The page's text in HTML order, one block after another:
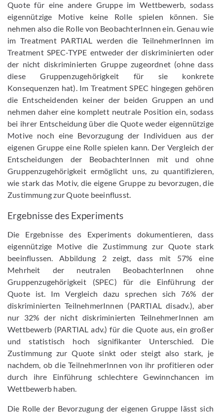
Quote für eine andere Gruppe im Wettbewerb, sodass
eigennützige Motive keine Rolle spielen können. Sie
nehmen also die Rolle von BeobachterInnen ein. Genau wie
im Treatment PARTIAL werden die TeilnehmerInnen im
Treatment SPEC-TYPE entweder der diskriminierten oder
der nicht diskriminierten Gruppe zugeordnet (ohne dass
diese Gruppenzugehörigkeit für sie konkrete
Konsequenzen hat). Im Treatment SPEC hingegen gehören
die Entscheidenden keiner der beiden Gruppen an und
nehmen daher eine komplett neutrale Position ein, sodass
bei ihrer Entscheidung über die Quote weder eigennützige
Motive noch eine Bevorzugung der Individuen aus der
eigenen Gruppe eine Rolle spielen kann. Der Vergleich der
Entscheidungen der BeobachterInnen mit und ohne
Gruppenzugehörigkeit ermöglicht uns, zu quantifizieren,
wie stark das Motiv, die eigene Gruppe zu bevorzugen, die
Zustimmung zur Quote beeinflusst.
Ergebnisse des Experiments
Die Ergebnisse des Experiments dokumentieren, dass
eigennützige Motive die Zustimmung zur Quote stark
beeinflussen. Abbildung 2 zeigt, dass mit 57% eine
Mehrheit der neutralen BeobachterInnen ohne
Gruppenzugehörigkeit (SPEC) für die Einführung der
Quote ist. Im Vergleich dazu sprechen sich 76% der
diskriminierten TeilnehmerInnen (PARTIAL disadv.), aber
nur 32% der nicht diskriminierten TeilnehmerInnen am
Wettbewerb (PARTIAL adv.) für die Quote aus, ein großer
und statistisch hoch signifikanter Unterschied. Die
Zustimmung zur Quote sinkt oder steigt also stark, je
nachdem, ob die TeilnehmerInnen von ihr profitieren oder
durch ihre Einführung schlechtere Gewinnchancen im
Wettbewerb haben.
Die Rolle der Bevorzugung der eigenen Gruppe lässt sich